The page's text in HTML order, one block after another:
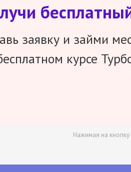
заявку и займи
курсе
Нажимая на кнопку